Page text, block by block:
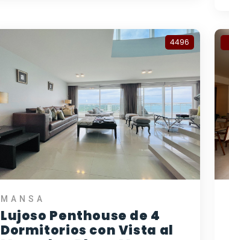
4496
MANSA
Lujoso Penthouse de 4
Dormitorios con Vista al